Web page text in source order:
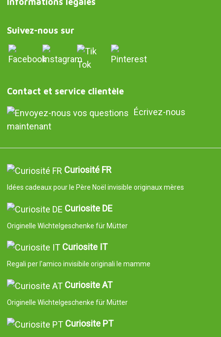
Suivez-nous sur
Contact et service clientèle
Écrivez-nous
maintenant
Curiosité FR
Idées cadeaux pour le Père Noël invisible originaux mères
Curiosite DE
Originelle Wichtelgeschenke für Mütter
Curiosite IT
Regali per l'amico invisibile originali le mamme
Curiosite AT
Originelle Wichtelgeschenke für Mütter
Curiosite PT